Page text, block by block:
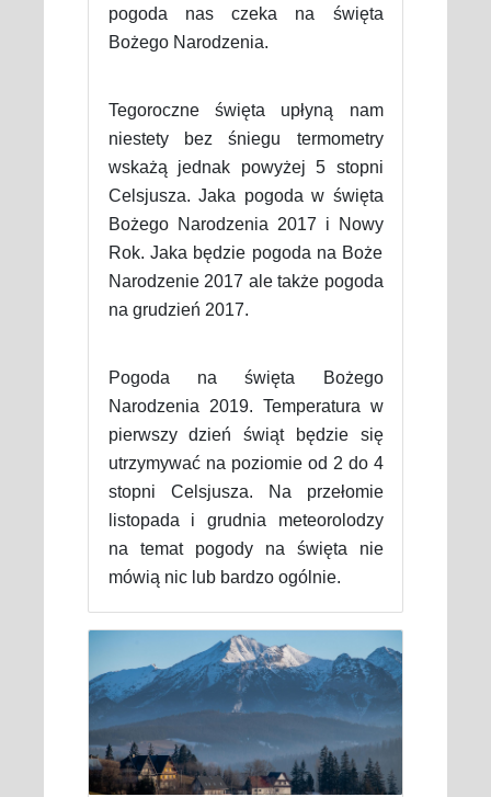
pogoda nas czeka na święta
Bożego Narodzenia.
Tegoroczne święta upłyną nam
niestety bez śniegu termometry
wskażą jednak powyżej 5 stopni
Celsjusza. Jaka pogoda w święta
Bożego Narodzenia 2017 i Nowy
Rok. Jaka będzie pogoda na Boże
Narodzenie 2017 ale także pogoda
na grudzień 2017.
Pogoda na święta Bożego
Narodzenia 2019. Temperatura w
pierwszy dzień świąt będzie się
utrzymywać na poziomie od 2 do 4
stopni Celsjusza. Na przełomie
listopada i grudnia meteorolodzy
na temat pogody na święta nie
mówią nic lub bardzo ogólnie.